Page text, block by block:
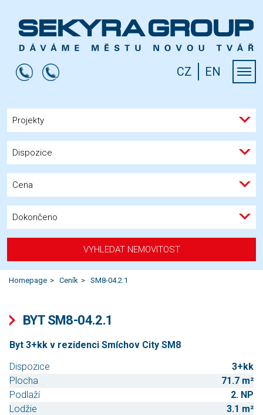
CZ EN
Projekty
Dispozice
Cena
Dokončeno
VYHLEDAT NEMOVITOST
Homepage Ceník SM8-04.2.1
BYT SM8-04.2.1
Byt 3+kk v rezidenci Smíchov City SM8
Dispozice
3+kk
Plocha
71.7 m²
Podlaží
2. NP
Lodžie
3.1 m²